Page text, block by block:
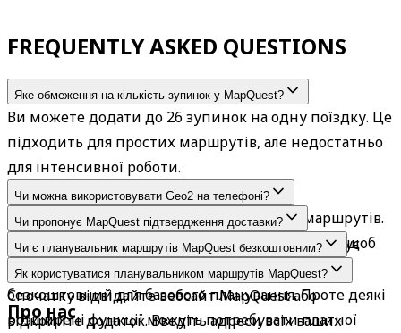
FREQUENTLY ASKED QUESTIONS
Яке обмеження на кількість зупинок у MapQuest?
Ви можете додати до 26 зупинок на одну поїздку. Це
підходить для простих маршрутів, але недостатньо
для інтенсивної роботи.
Чи можна використовувати Geo2 на телефоні?
Так, Geo2 — це мобільний планувальник маршрутів.
Він безперебійно працює на вашому пристрої, щоб
ви завжди були в русі.
Чи пропонує MapQuest підтвердження доставки?
Ні, це базовий планувальник, який не підтримує
відстеження доставки чи збір підписів.
Чи є планувальник маршрутів MapQuest безкоштовним?
Так, планувальник маршрутів MapQuest
безкоштовний для базового планування. Проте деякі
розширені функції можуть потребувати платної
Як користуватися планувальником маршрутів MapQuest?
Спочатку відвідайте вебсайт MapQuest або
відкрийте додаток. Введіть адреси всіх ваших
Про нас